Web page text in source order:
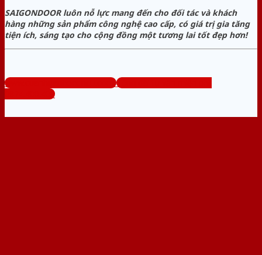
SAIGONDOOR luôn nỗ lực mang đến cho đối tác và khách
hàng những sản phẩm công nghệ cao cấp, có giá trị gia tăng
tiện ích, sáng tạo cho cộng đồng một tương lai tốt đẹp hơn!
www.cuanhuaphongngu.com
Tổng đài tư vấn miễn phí:
0824.400.400